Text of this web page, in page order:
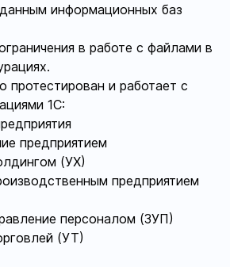
информационных баз
в работе с файлами в
протестирован и работает с
1C:
предприятием
(УХ)
предприятием
персоналом (ЗУП)
(УТ)